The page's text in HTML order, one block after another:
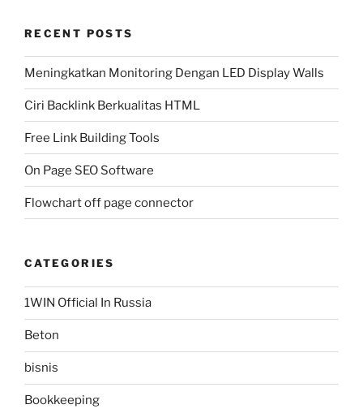
RECENT POSTS
Meningkatkan Monitoring Dengan LED Display Walls
Ciri Backlink Berkualitas HTML
Free Link Building Tools
On Page SEO Software
Flowchart off page connector
CATEGORIES
1WIN Official In Russia
Beton
bisnis
Bookkeeping